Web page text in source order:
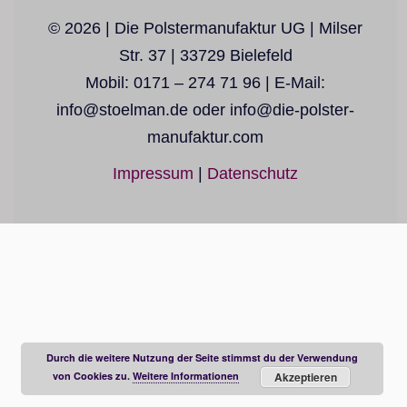
© 2026 | Die Polstermanufaktur UG | Milser
Str. 37 | 33729 Bielefeld
Mobil: 0171 – 274 71 96 | E-Mail:
info@stoelman.de oder info@die-polster-
manufaktur.com
Impressum
Datenschutz
Durch die weitere Nutzung der Seite stimmst du der Verwendung
von Cookies zu.Weitere Informationen Akzeptieren